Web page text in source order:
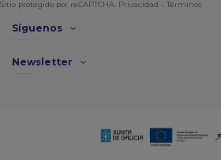
Sitio protegido por reCAPTCHA. Privacidad - Términos
Síguenos
Newsletter